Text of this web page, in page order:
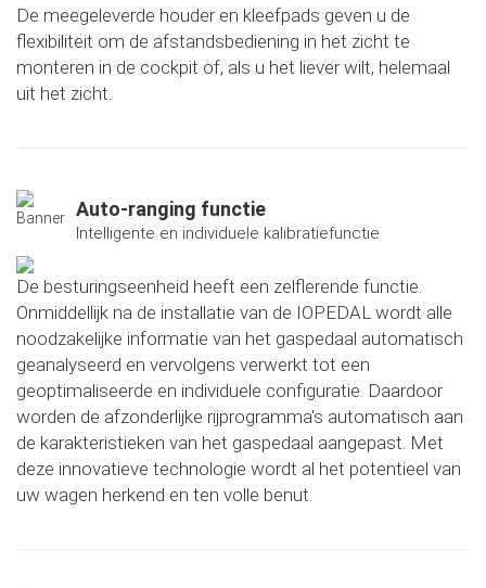
De meegeleverde houder en kleefpads geven u de
flexibiliteit om de afstandsbediening in het zicht te
monteren in de cockpit of, als u het liever wilt, helemaal
uit het zicht.
Auto-ranging functie
Intelligente en individuele kalibratiefunctie
De besturingseenheid heeft een zelflerende functie.
Onmiddellijk na de installatie van de IOPEDAL wordt alle
noodzakelijke informatie van het gaspedaal automatisch
geanalyseerd en vervolgens verwerkt tot een
geoptimaliseerde en individuele configuratie. Daardoor
worden de afzonderlijke rijprogramma's automatisch aan
de karakteristieken van het gaspedaal aangepast. Met
deze innovatieve technologie wordt al het potentieel van
uw wagen herkend en ten volle benut.